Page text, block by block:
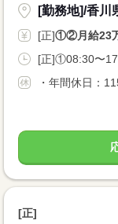
[勤務地]/香川
[正]①②月給23
[正]①08:30〜
[正]